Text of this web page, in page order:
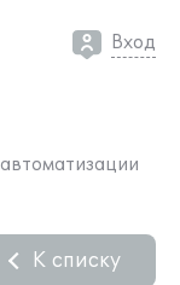
Вход
К списку